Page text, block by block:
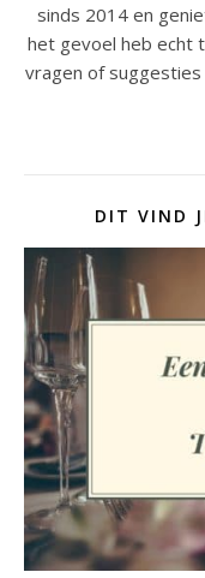
sinds 2014 en
het gevoel heb echt
vragen of
DIT VIND